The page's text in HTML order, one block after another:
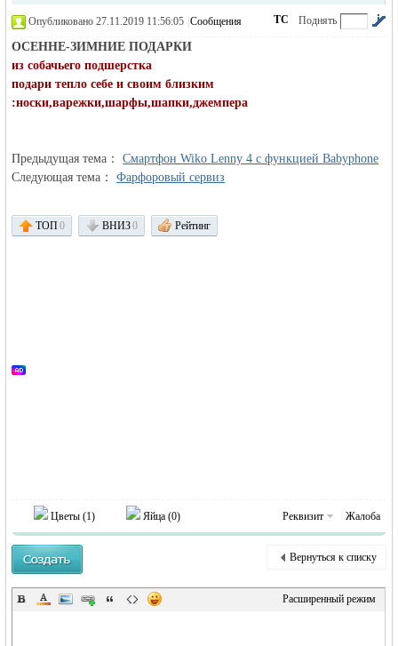
Поднять
ТС
Опубликовано 27.11.2019 11:56:05 Сообщения
ОСЕННЕ-ЗИМНИЕ ПОДАРКИ
из собачьего подшерстка
подари тепло себе и своим близким
:носки,варежки,шарфы,шапки,джемпера
Предыдущая тема：Смартфон Wiko Lenny 4 с функцией Babyphone
Следующая тема：Фарфоровый сервиз
ТОП0 ВНИЗ0 Рейтинг
Цветы (1) Яйца (0) Реквизит Жалоба
Вернуться к списку
Расширенный режим